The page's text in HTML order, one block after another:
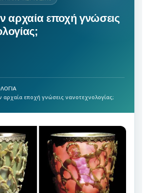
αρχαία εποχή γνώσεις
αρχαία εποχή γνώσεις νανοτεχνολογίας;